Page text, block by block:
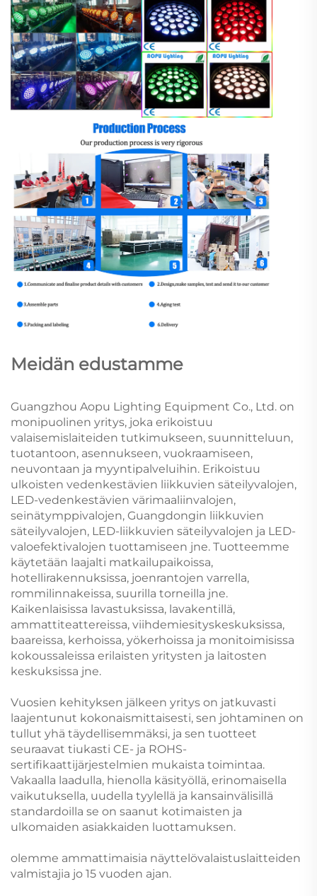
Meidän edustamme
Guangzhou Aopu Lighting Equipment Co., Ltd. on
monipuolinen yritys, joka erikoistuu
valaisemislaiteiden tutkimukseen, suunnitteluun,
tuotantoon, asennukseen, vuokraamiseen,
neuvontaan ja myyntipalveluihin. Erikoistuu
ulkoisten vedenkestävien liikkuvien säteilyvalojen,
LED-vedenkestävien värimaaliinvalojen,
seinätymppivalojen, Guangdongin liikkuvien
säteilyvalojen, LED-liikkuvien säteilyvalojen ja LED-
valoefektivalojen tuottamiseen jne. Tuotteemme
käytetään laajalti matkailupaikoissa,
hotellirakennuksissa, joenrantojen varrella,
rommilinnakeissa, suurilla torneilla jne.
Kaikenlaisissa lavastuksissa, lavakentillä,
ammattiteattereissa, viihdemiesityskeskuksissa,
baareissa, kerhoissa, yökerhoissa ja monitoimisissa
kokoussaleissa erilaisten yritysten ja laitosten
keskuksissa jne.
Vuosien kehityksen jälkeen yritys on jatkuvasti
laajentunut kokonaismittaisesti, sen johtaminen on
tullut yhä täydellisemmäksi, ja sen tuotteet
seuraavat tiukasti CE- ja ROHS-
sertifikaattijärjestelmien mukaista toimintaa.
Vakaalla laadulla, hienolla käsityöllä, erinomaisella
vaikutuksella, uudella tyylellä ja kansainvälisillä
standardoilla se on saanut kotimaisten ja
ulkomaiden asiakkaiden luottamuksen.
olemme ammattimaisia näyttelövalaistuslaitteiden
valmistajia jo 15 vuoden ajan.